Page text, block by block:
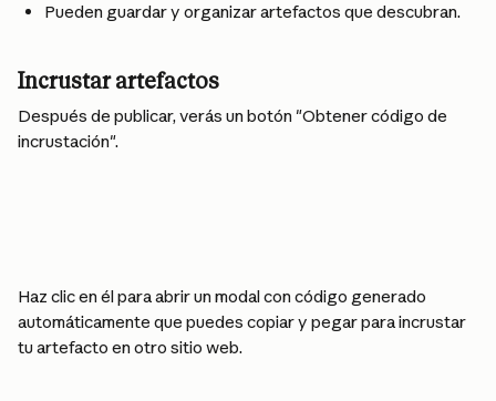
Pueden guardar y organizar artefactos que descubran.
Incrustar artefactos
Después de publicar, verás un botón "Obtener código de
incrustación".
Haz clic en él para abrir un modal con código generado
automáticamente que puedes copiar y pegar para incrustar
tu artefacto en otro sitio web.